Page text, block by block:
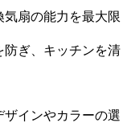
扇の能力を最大限
防ぎ、キッチンを清
インやカラーの選